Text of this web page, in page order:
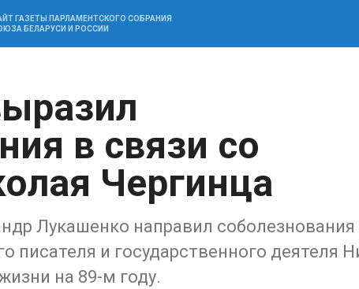
ГАЗЕТЫ ПАРЛАМЕНТСКОГО СОБРАНИЯ
БЕЛАРУСИ И РОССИИ
в связи со
Чергинца
Лукашенко направил соболезнования
писателя и государственного деятеля
на 89-м году.